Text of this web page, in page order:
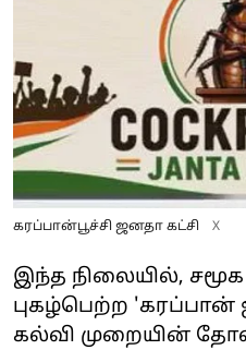
கரப்பான்பூச்சி ஜனதா கட்சி X
இந்த நிலையில்,
புகழ்பெற்ற 'கரப்பான்
கல்வி முறையின்